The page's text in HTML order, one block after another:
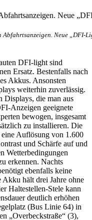
Abfahrtsanzeigen. Neue
DFI-light sind
Ersatz. Bestenfalls nach
Akkus. Ansonsten
weiterhin zuverlässig.
Displays, die man aus
Anzeigen geeignete
bewogen, insgesamt
zu installieren. Die
Auflösung von 1.600
und Schärfe auf und
Wetterbedingungen
erkennen. Nachts
ebenfalls keine
Akku hält drei Jahre ohne
Haltestellen-Stele kann
deutlich erhöhen
(Bus Linie 64) in
„Overbeckstraße“ (3),